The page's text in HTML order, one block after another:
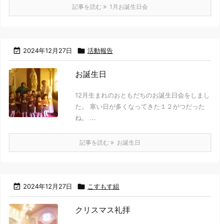
記事を読む 1月お誕生日会
 2024年12月27日  活動報告
お誕生日
12月生まれのおともだちのお誕生日会をしまし
た。 寒い日が多くなってきた１２がつだった
ね。 ...
記事を読む お誕生日
 2024年12月27日  こすもす組
クリスマス礼拝